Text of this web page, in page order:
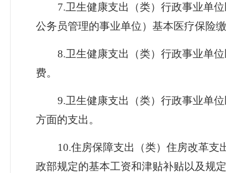
7.卫生健康支出（类）行政事业单
公务员管理的事业单位）基本医疗保险
8.卫生健康支出（类）行政事业单
费。
9.卫生健康支出（类）行政事业单
方面的支出。
10.住房保障支出（类）住房改革
政部规定的基本工资和津贴补贴以及规